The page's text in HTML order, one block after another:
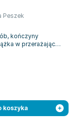
Peszek
kończyny
w przerażającej
nie...
koszyka